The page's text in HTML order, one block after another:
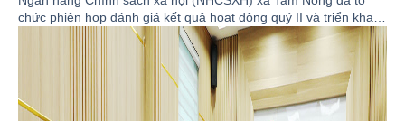
chức phiên họp đánh giá kết quả hoạt động quý II và triển khai
phương hướng, nhiệm vụ trọng tâm quý III cũng như 6 tháng
cuối năm 2026. Đồng chí Đỗ Hùng Sơn - Phó Bí thư Đảng ủy,
Chủ tịch UBND xã, Trưởng Ban đại diện HĐQT NHCSXH xã Tam
Nông chủ trì hội nghị. Cùng dự hội nghị có đồng chí Nguyễn
Khắc Long - UVBTV, Chủ tịch UBMTTQ Việt Nam xã Tam Nông;